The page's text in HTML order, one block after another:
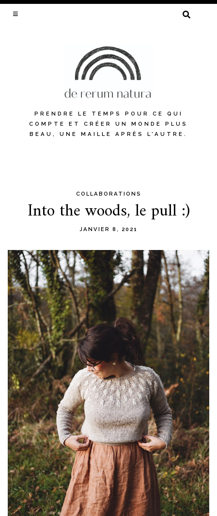
RECHERCHER :
PRENDRE LE TEMPS POUR CE QUI
COMPTE ET CRÉER UN MONDE PLUS
BEAU, UNE MAILLE APRÈS L'AUTRE.
COLLABORATIONS
Into the woods, le pull :)
JANVIER 8, 2021